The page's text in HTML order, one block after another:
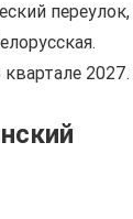
переулок,
2027.